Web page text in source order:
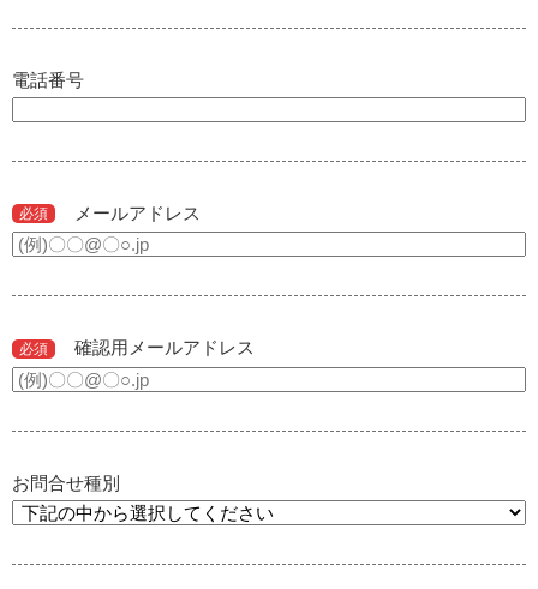
電話番号
必須 メールアドレス
必須 確認用メールアドレス
お問合せ種別